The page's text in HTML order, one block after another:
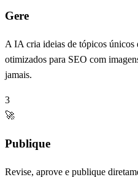
Gere
A IA cria ideias de tópicos únicos
otimizados para SEO com
jamais.
3
🚀
Publique
Revise, aprove e publique